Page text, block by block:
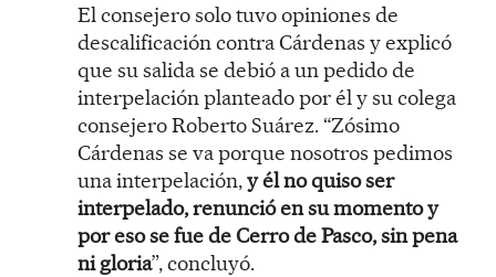
El consejero solo tuvo opiniones de
descalificación contra Cárdenas y explicó
que su salida se debió a un pedido de
interpelación planteado por él y su colega
consejero Roberto Suárez. “Zósimo
Cárdenas se va porque nosotros pedimos
una interpelación,y él no quiso ser
interpelado, renunció en su momento y
por eso se fue de Cerro de Pasco, sin pena
ni gloria”, concluyó.